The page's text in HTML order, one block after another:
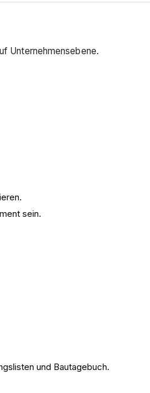
Unternehmensebene.
sein.
und Bautagebuch.